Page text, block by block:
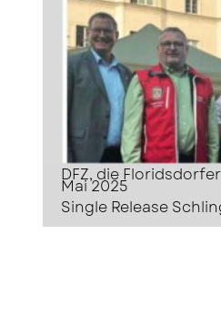
DFZ, die
Mai 2025
Single Release